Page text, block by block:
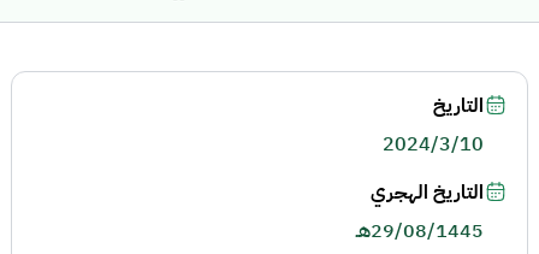
التاريخ
2024/3/10
التاريخ الهجري
29/08/1445هـ